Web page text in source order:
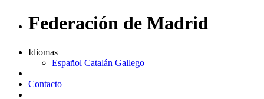
Federación de Madrid
Idiomas
Español Catalán Gallego
Contacto